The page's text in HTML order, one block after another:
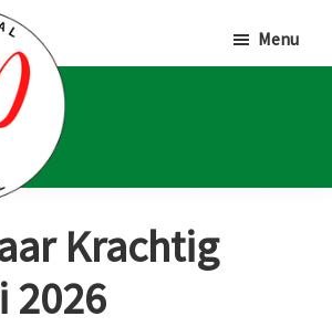
Menu
Krachtig
2026